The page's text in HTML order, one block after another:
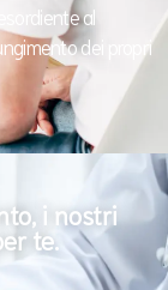
al
dei propri
i nostri
te.